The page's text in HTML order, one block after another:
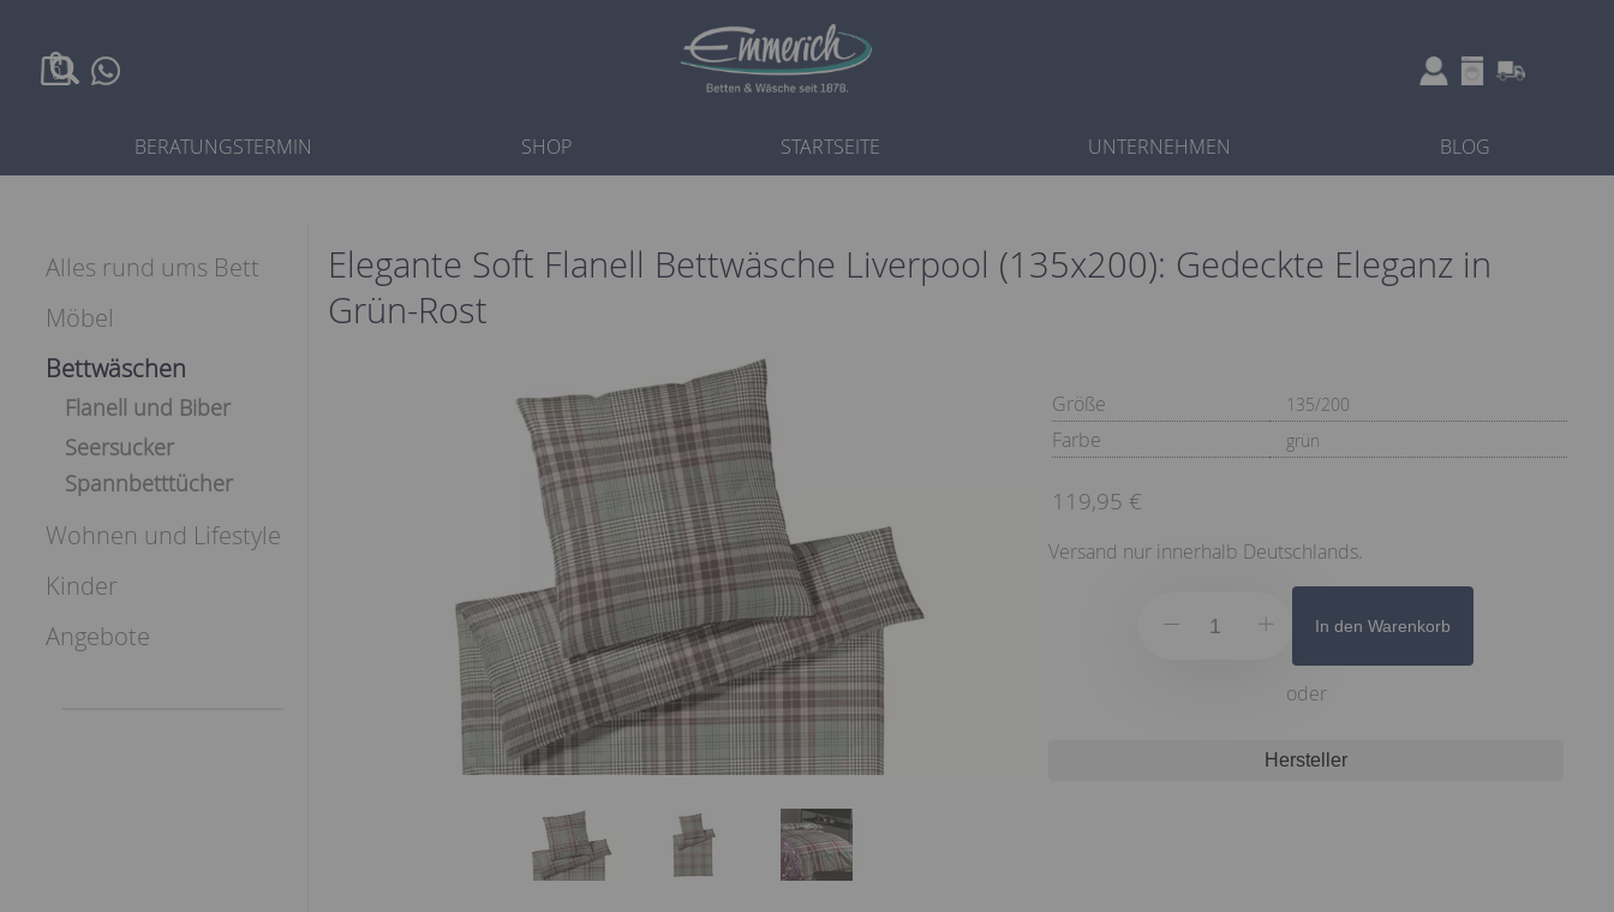
0
BERATUNGSTERMIN SHOP STARTSEITE UNTERNEHMEN BLOG
Alles rund ums Bett
Möbel
Bettwäschen
Flanell und Biber
Seersucker
Spannbetttücher
Wohnen und Lifestyle
Kinder
Angebote
Elegante Soft Flanell Bettwäsche Liverpool (135x200): Gedeckte Eleganz in
Grün-Rost
Größe 135/200
Farbe grün
119,95 €
Versand nur innerhalb Deutschlands.
In den Warenkorb
oder
Hersteller